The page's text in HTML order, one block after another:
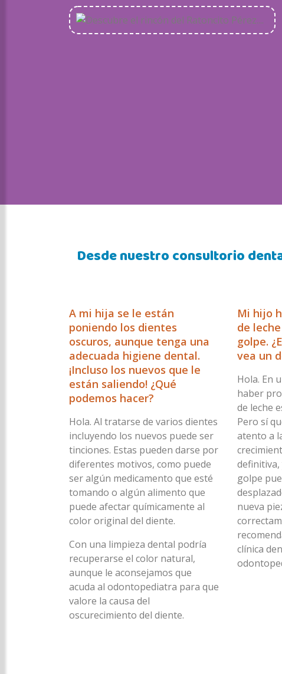
Desde nuestro consultorio
A mi hija se le están
poniendo los dientes
oscuros, aunque tenga una
adecuada higiene dental.
¡Incluso los nuevos que le
están saliendo! ¿Qué
podemos hacer?
Hola. Al tratarse de varios dientes
incluyendo los nuevos puede ser
tinciones. Estas pueden darse por
diferentes motivos, como puede
ser algún medicamento que esté
tomando o algún alimento que
puede afectar químicamente al
color original del diente.
Con una limpieza dental podría
recuperarse el color natural,
aunque le aconsejamos que
acuda al odontopediatra para que
valore la causa del
oscurecimiento del diente.
Mi hijo
de
golpe.
vea un
Hola. En
haber
de leche
Pero sí
atento a
definitiva,
golpe
nueva
clínica